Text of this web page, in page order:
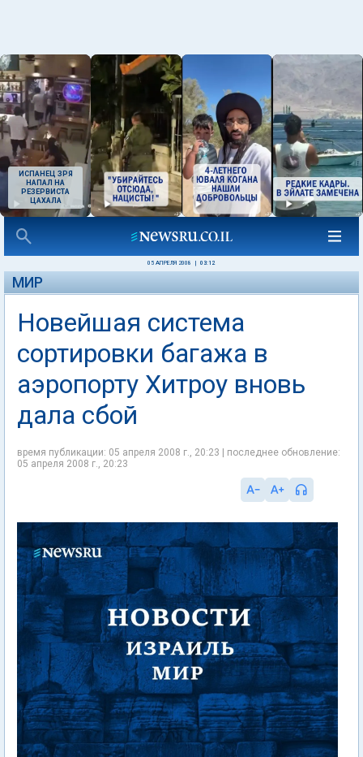
ИСПАНЕЦ ЗРЯ
НАПАЛ НА
РЕЗЕРВИСТА
ЦАХАЛА
05 АПРЕЛЯ 2008 03:12
МИР
Новейшая система
сортировки багажа в
аэропорту Хитроу вновь
дала сбой
время публикации: 05 апреля 2008 г., 20:23 | последнее обновление:
05 апреля 2008 г., 20:23